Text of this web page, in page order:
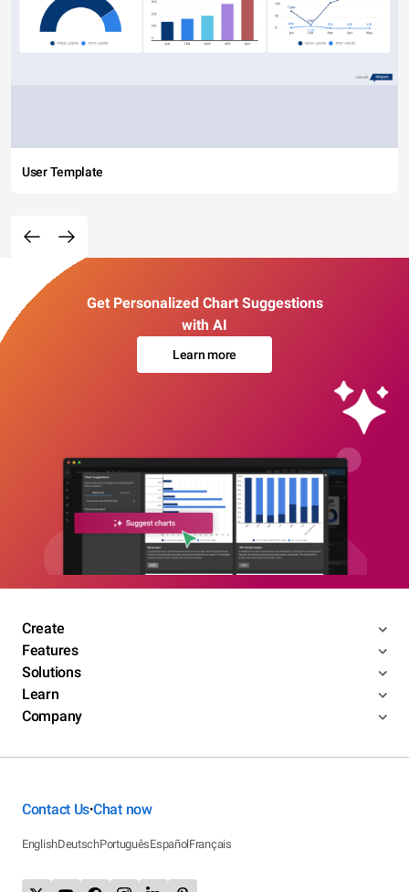
User Template
Get Personalized Chart Suggestions
with AI
Learn more
Create
Features
Solutions
Learn
Company
Contact Us•Chat now
EnglishDeutschPortuguêsEspañolFrançais